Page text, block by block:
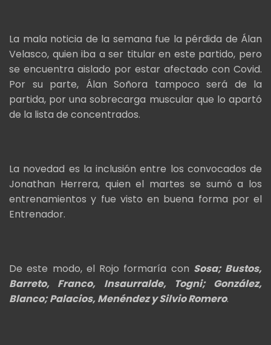
La mala noticia de la semana fue la pérdida de Álan
Velasco, quien iba a ser titular en este partido, pero
se encuentra aislado por estar afectado con Covid.
Por su parte, Álan Soñora tampoco será de la
partida, por una sobrecarga muscular que lo apartó
de la lista de concentrados.
La novedad es la inclusión entre los convocados de
Jonathan Herrera, quien el martes se sumó a los
entrenamientos y fue visto en buena forma por el
Entrenador.
De este modo, el Rojo formaría con Sosa; Bustos,
Barreto, Franco, Insaurralde, Togni; González,
Blanco; Palacios, Menéndez y Silvio Romero.